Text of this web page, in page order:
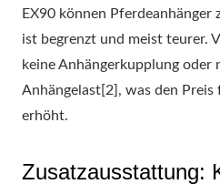
EX90 können Pferdeanhänger
ist begrenzt und meist teurer.
keine Anhängerkupplung oder
Anhängelast[2], was den Preis
erhöht.
Zusatzausstattung: